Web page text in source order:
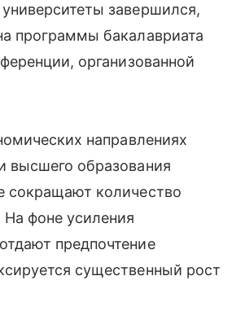
завершился,
программы бакалавриата
организованной
направлениях
высшего образования
сокращают количество
фоне усиления
предпочтение
существенный рост